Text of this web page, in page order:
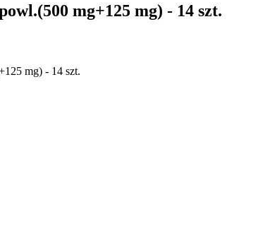
mg+125 mg) - 14 szt.
mg) - 14 szt.